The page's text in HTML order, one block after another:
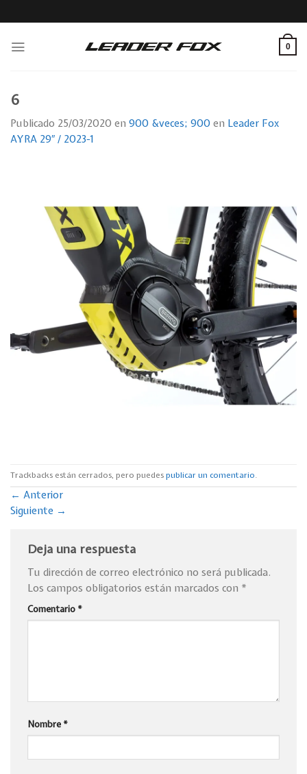
to
0
6
Publicado 25/03/2020 en 900 &veces; 900 en Leader Fox
AYRA 29″ / 2023-1
Trackbacks están cerrados, pero puedespublicar un comentario.
← Anterior
Siguiente →
Deja una respuesta
Tu dirección de correo electrónico no será publicada.
Los campos obligatorios están marcados con *
Comentario *
Nombre *